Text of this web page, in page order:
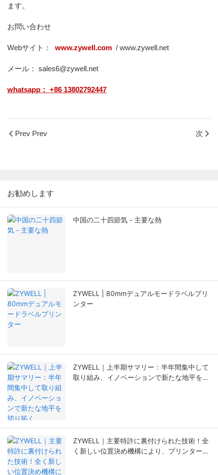
ます。
お問い合わせ
Webサイト： www.zywell.com / www.zywell.net
メール： sales6@zywell.net
whatsapp： +86 13802792447
Prev Prev 次
お勧めします
中国の二十四節気 - 主要な熱
ZYWELL | 80mmデュアルモードラベルプリ
ンター
ZYWELL｜上半期サマリー：半年間集中して
取り組み、イノベーションで新たな地平を切
ZYWELL｜主要特許に裏付けられた技術！全
く新しい位置決め機構により、プリンターの